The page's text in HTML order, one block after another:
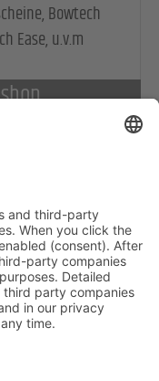
Bowtech
Ease, u.v.m